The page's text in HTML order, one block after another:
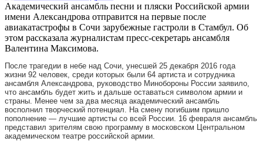
Академический ансамбль песни и пляски Российской армии
имени Александрова отправится на первые после
авиакатастрофы в Сочи зарубежные гастроли в Стамбул. Об
этом рассказала журналистам пресс-секретарь ансамбля
Валентина Максимова.
После трагедии в небе над Сочи, унесшей 25 декабря 2016 года
жизни 92 человек, среди которых были 64 артиста и сотрудника
ансамбля Александрова, руководство Минобороны России заявило,
что ансамбль будет жить и дальше оставаться символом армии и
страны. Менее чем за два месяца академический ансамбль
восполнил творческий потенциал. На смену погибшим пришло
пополнение — лучшие артисты со всей России. 16 февраля ансамбль
представил зрителям свою программу в московском Центральном
академическом театре российской армии.